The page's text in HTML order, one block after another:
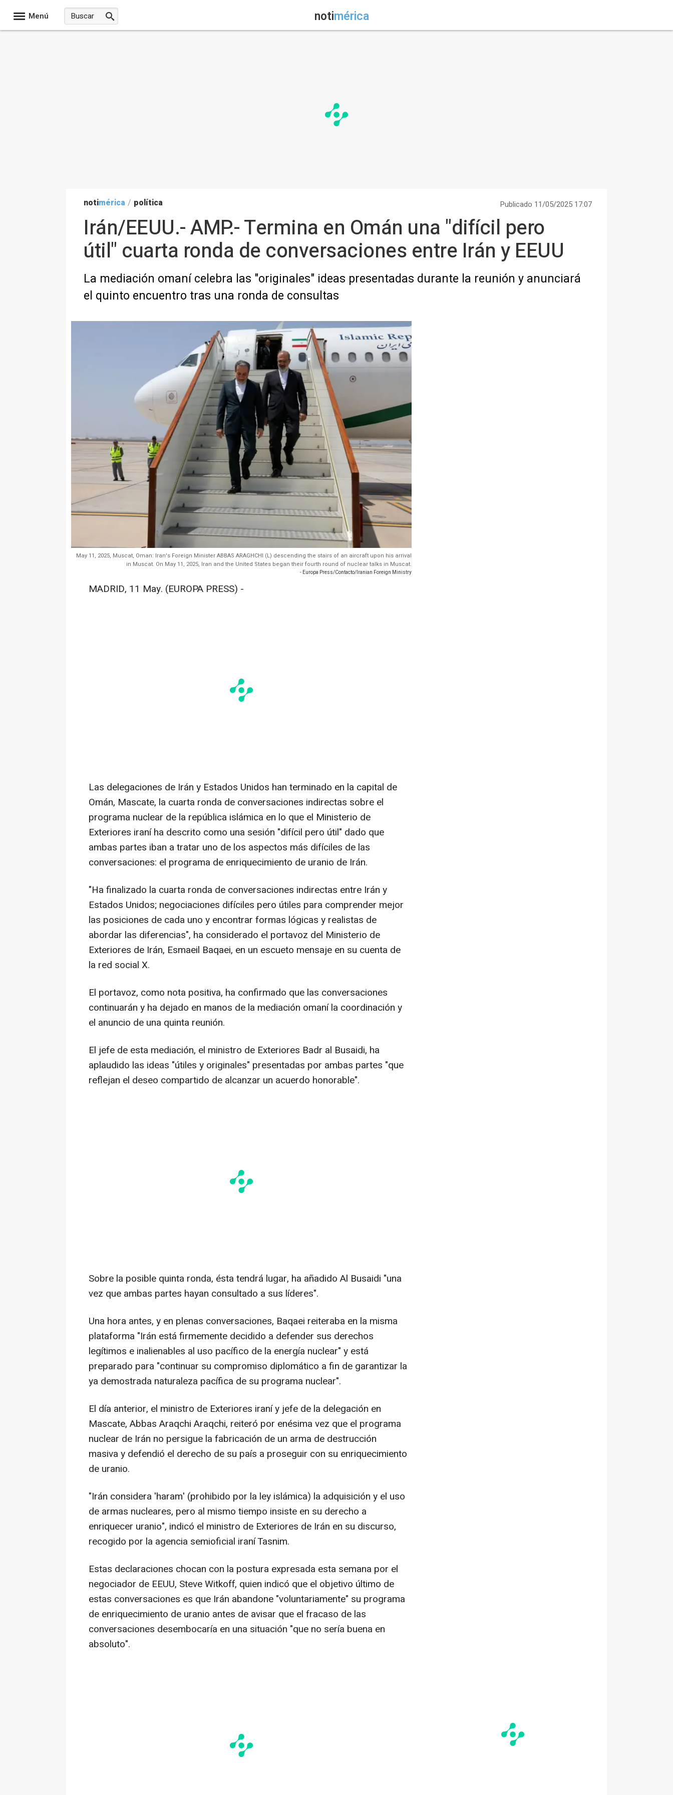
Menú notimérica
notimérica / política Publicado 11/05/2025 17:07
Irán/EEUU.- AMP.- Termina en Omán una "difícil pero
útil" cuarta ronda de conversaciones entre Irán y EEUU
La mediación omaní celebra las "originales" ideas presentadas durante la reunión y anunciará
el quinto encuentro tras una ronda de consultas
May 11, 2025, Muscat, Oman: Iran's Foreign Minister ABBAS ARAGHCHI (L) descending the stairs of an aircraft upon his arrival
in Muscat. On May 11, 2025, Iran and the United States began their fourth round of nuclear talks in Muscat.
- Europa Press/Contacto/Iranian Foreign Ministry
MADRID, 11 May. (EUROPA PRESS) -
Las delegaciones de Irán y Estados Unidos han terminado en la capital de
Omán, Mascate, la cuarta ronda de conversaciones indirectas sobre el
programa nuclear de la república islámica en lo que el Ministerio de
Exteriores iraní ha descrito como una sesión "difícil pero útil" dado que
ambas partes iban a tratar uno de los aspectos más difíciles de las
conversaciones: el programa de enriquecimiento de uranio de Irán.
"Ha finalizado la cuarta ronda de conversaciones indirectas entre Irán y
Estados Unidos; negociaciones difíciles pero útiles para comprender mejor
las posiciones de cada uno y encontrar formas lógicas y realistas de
abordar las diferencias", ha considerado el portavoz del Ministerio de
Exteriores de Irán, Esmaeil Baqaei, en un escueto mensaje en su cuenta de
la red social X.
El portavoz, como nota positiva, ha confirmado que las conversaciones
continuarán y ha dejado en manos de la mediación omaní la coordinación y
el anuncio de una quinta reunión.
El jefe de esta mediación, el ministro de Exteriores Badr al Busaidi, ha
aplaudido las ideas "útiles y originales" presentadas por ambas partes "que
reflejan el deseo compartido de alcanzar un acuerdo honorable".
Sobre la posible quinta ronda, ésta tendrá lugar, ha añadido Al Busaidi "una
vez que ambas partes hayan consultado a sus líderes".
Una hora antes, y en plenas conversaciones, Baqaei reiteraba en la misma
plataforma "Irán está firmemente decidido a defender sus derechos
legítimos e inalienables al uso pacífico de la energía nuclear" y está
preparado para "continuar su compromiso diplomático a fin de garantizar la
ya demostrada naturaleza pacífica de su programa nuclear".
El día anterior, el ministro de Exteriores iraní y jefe de la delegación en
Mascate, Abbas Araqchi Araqchi, reiteró por enésima vez que el programa
nuclear de Irán no persigue la fabricación de un arma de destrucción
masiva y defendió el derecho de su país a proseguir con su enriquecimiento
de uranio.
"Irán considera 'haram' (prohibido por la ley islámica) la adquisición y el uso
de armas nucleares, pero al mismo tiempo insiste en su derecho a
enriquecer uranio", indicó el ministro de Exteriores de Irán en su discurso,
recogido por la agencia semioficial iraní Tasnim.
Estas declaraciones chocan con la postura expresada esta semana por el
negociador de EEUU, Steve Witkoff, quien indicó que el objetivo último de
estas conversaciones es que Irán abandone "voluntariamente" su programa
de enriquecimiento de uranio antes de avisar que el fracaso de las
conversaciones desembocaría en una situación "que no sería buena en
absoluto".